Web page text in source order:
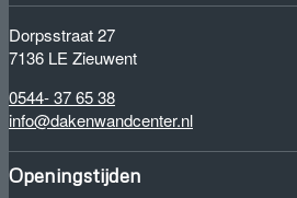
Dorpsstraat 27
7136 LE Zieuwent
0544- 37 65 38
info@dakenwandcenter.nl
Openingstijden